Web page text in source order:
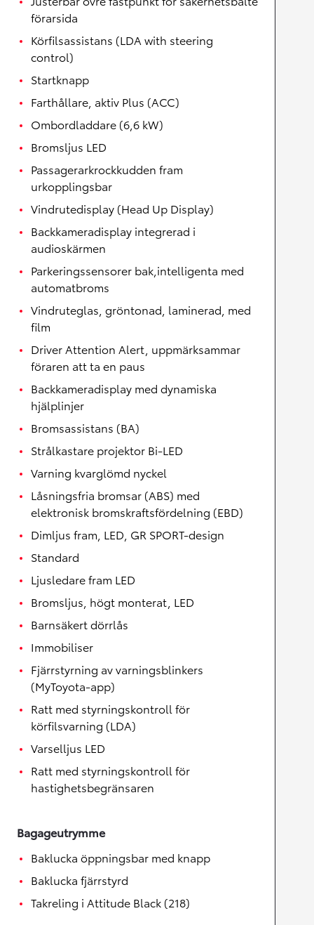
förarsida
Körfilsassistans (LDA with steering
control)
Startknapp
Farthållare, aktiv Plus (ACC)
Ombordladdare (6,6 kW)
Bromsljus LED
Passagerarkrockkudden fram
urkopplingsbar
Vindrutedisplay (Head Up Display)
Backkameradisplay integrerad i
audioskärmen
Parkeringssensorer bak,intelligenta med
automatbroms
Vindruteglas, gröntonad, laminerad, med
film
Driver Attention Alert, uppmärksammar
föraren att ta en paus
Backkameradisplay med dynamiska
hjälplinjer
Bromsassistans (BA)
Strålkastare projektor Bi-LED
Varning kvarglömd nyckel
Låsningsfria bromsar (ABS) med
elektronisk bromskraftsfördelning (EBD)
Dimljus fram, LED, GR SPORT-design
Standard
Ljusledare fram LED
Bromsljus, högt monterat, LED
Barnsäkert dörrlås
Immobiliser
Fjärrstyrning av varningsblinkers
(MyToyota-app)
Ratt med styrningskontroll för
körfilsvarning (LDA)
Varselljus LED
Ratt med styrningskontroll för
hastighetsbegränsaren
Bagageutrymme
Baklucka öppningsbar med knapp
Baklucka fjärrstyrd
Takreling i Attitude Black (218)